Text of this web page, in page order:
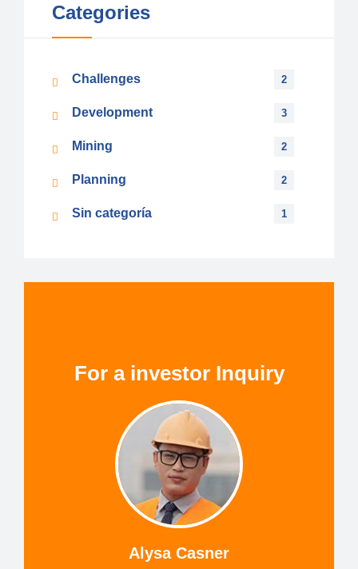
Categories
Challenges 2
Development 3
Mining 2
Planning 2
Sin categoría 1
For a investor Inquiry
Alysa Casner